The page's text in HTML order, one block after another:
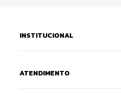
INSTITUCIONAL
ATENDIMENTO